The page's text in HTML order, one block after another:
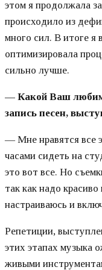
этом я продолжала
происходило из
много сил. В итоге я
оптимизировала
сильно лучше.
— Какой Ваш
запись песен,
— Мне нравятся все
часами сидеть на
это вот все. Но
так как надо
настраиваюсь и
Репетиции,
этих этапах музыка
живыми